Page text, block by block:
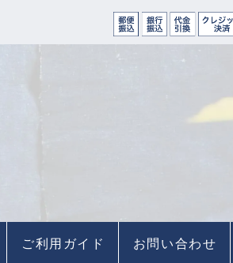
ご利用ガイド お問い合わせ